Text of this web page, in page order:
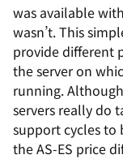
was available
wasn’t. This
provide different
the server on
running.
servers really do
support cycles to
the AS-ES price